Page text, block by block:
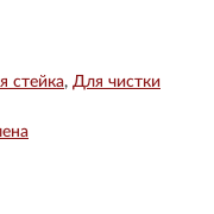
стейка Для чистки